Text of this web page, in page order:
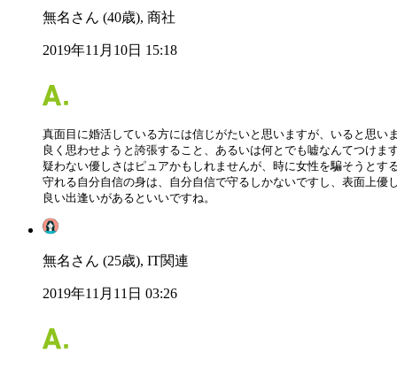
無名さん (40歳), 商社
2019年11月10日 15:18
真面目に婚活している方には信じがたいと思いますが、いると思い
良く思わせようと誇張すること、あるいは何とでも嘘なんてつけま
疑わない優しさはピュアかもしれませんが、時に女性を騙そうと
守れる自分自信の身は、自分自信で守るしかないですし、表面上
無名さん (25歳), IT関連
2019年11月11日 03:26